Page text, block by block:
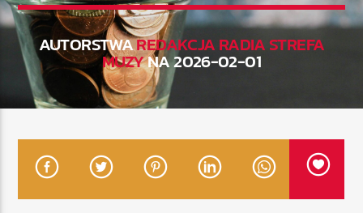
TERAZ GRAMY
TYTUŁ
ARTYSTA
TERAZ
RADIO STREFA MUZY
00:00 24:00
AUTORSTWAREDAKCJA RADIA STREFA
MUZYNA 2026-02-01